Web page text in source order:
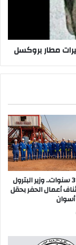
مطار بروكسل
بعد توقف 3 سنوات.. وزير البترول
أعمال الحفر بحقل